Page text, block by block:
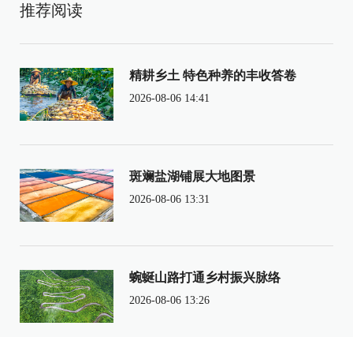
推荐阅读
精耕乡土 特色种养的丰收答卷
2026-08-06 14:41
斑斓盐湖铺展大地图景
2026-08-06 13:31
蜿蜒山路打通乡村振兴脉络
2026-08-06 13:26